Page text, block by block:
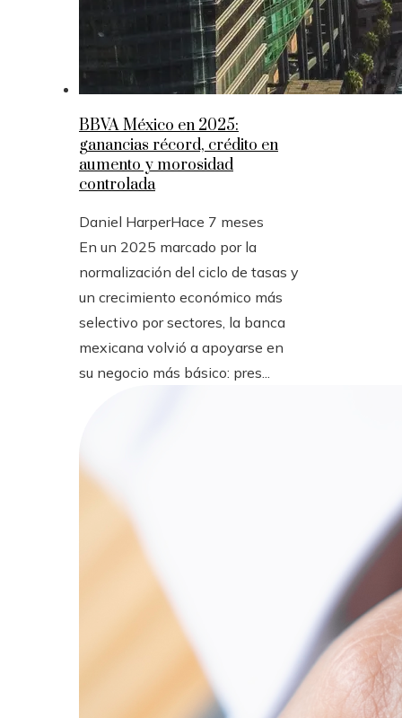
BBVA México en 2025:
ganancias récord, crédito en
aumento y morosidad
controlada
Daniel HarperHace 7 meses
En un 2025 marcado por la
normalización del ciclo de tasas y
un crecimiento económico más
selectivo por sectores, la banca
mexicana volvió a apoyarse en
su negocio más básico: pres...